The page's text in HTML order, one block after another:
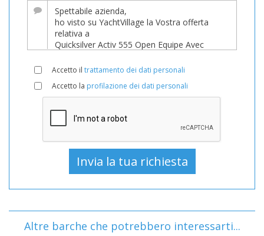
Accetto il trattamento dei dati personali
Accetto la profilazione dei dati personali
Altre barche che potrebbero interessarti...